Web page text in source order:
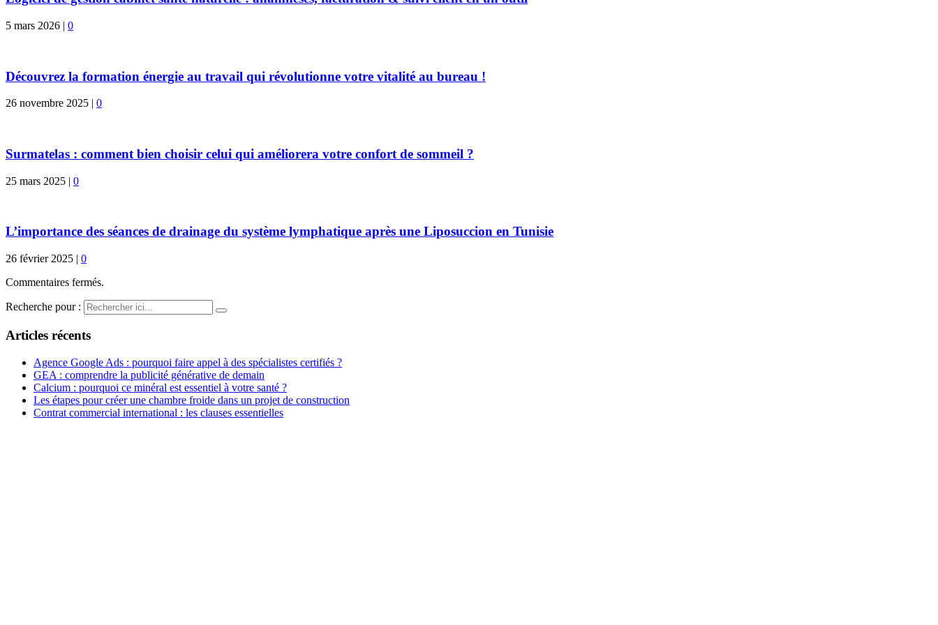
5 mars 2026 | 0
Découvrez la formation énergie au travail qui révolutionne votre vitalité au bureau !
26 novembre 2025 | 0
Surmatelas : comment bien choisir celui qui améliorera votre confort de sommeil ?
25 mars 2025 | 0
L’importance des séances de drainage du système lymphatique après une Liposuccion en Tunisie
26 février 2025 | 0
Commentaires fermés.
Recherche pour :
Articles récents
Agence Google Ads : pourquoi faire appel à des spécialistes certifiés ?
GEA : comprendre la publicité générative de demain
Calcium : pourquoi ce minéral est essentiel à votre santé ?
Les étapes pour créer une chambre froide dans un projet de construction
Contrat commercial international : les clauses essentielles